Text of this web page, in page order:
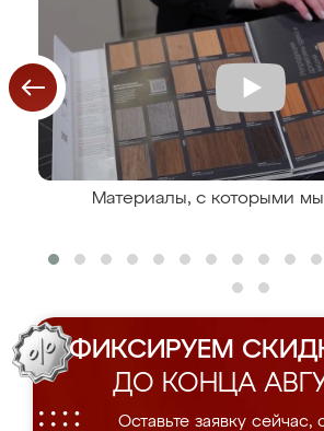
Материалы, с которыми
ФИКСИРУЕМ
ДО КОНЦА
Оставьте заявку сейчас,